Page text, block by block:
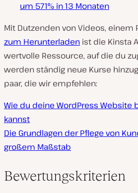
um 571% in 13 Monaten
Mit Dutzenden von Videos, einem
zum Herunterladen ist die Kinsta
wertvolle Ressource, auf die du
werden ständig neue Kurse
paar, die wir empfehlen:
Wie du deine WordPress Website
kannst
Die Grundlagen der Pflege von
großem Maßstab
Bewertungskriterien